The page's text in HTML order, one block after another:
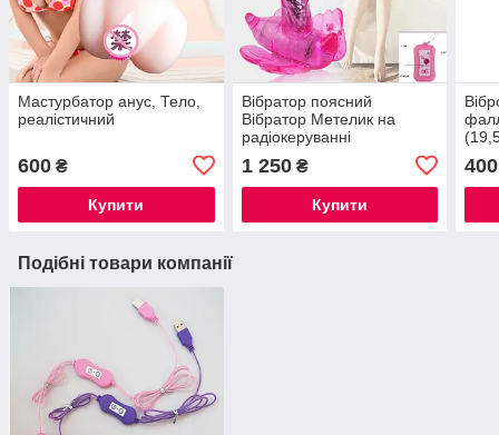
Мастурбатор анус, Тело,
реалістичний
600 ₴
Купити
Вібратор поясний
Вібратор Метелик на
радіокеруванні
1 250₴
Купити
400
Подібні товари компанії